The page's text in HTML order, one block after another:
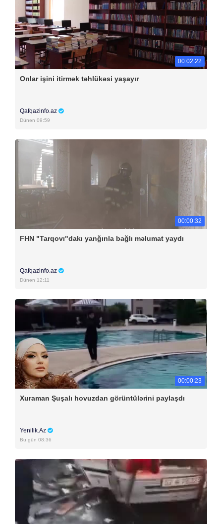
00:02:22
Onlar işini itirmək təhlükəsi yaşayır
Qafqazinfo.az
Dünən 09:59
00:00:32
FHN "Tarqovı"dakı yanğınla bağlı məlumat yaydı
Qafqazinfo.az
Dünən 12:11
00:00:23
Xuraman Şuşalı hovuzdan görüntülərini paylaşdı
Yenilik.Az
Bu gün 08:36